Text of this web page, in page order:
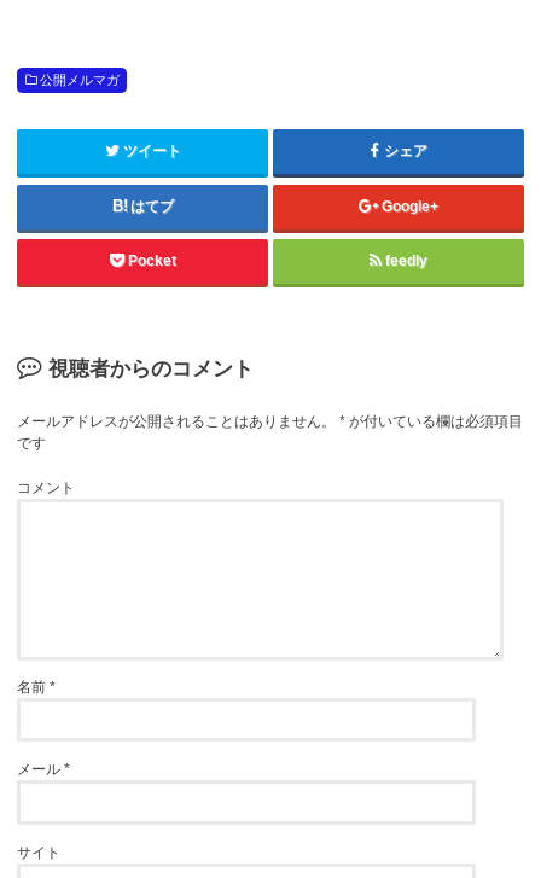
公開メルマガ
ツイート シェア
はてブ Google+
Pocket feedly
視聴者からのコメント
メールアドレスが公開されることはありません。 * が付いている欄は必須項目
です
コメント
名前*
メール*
サイト